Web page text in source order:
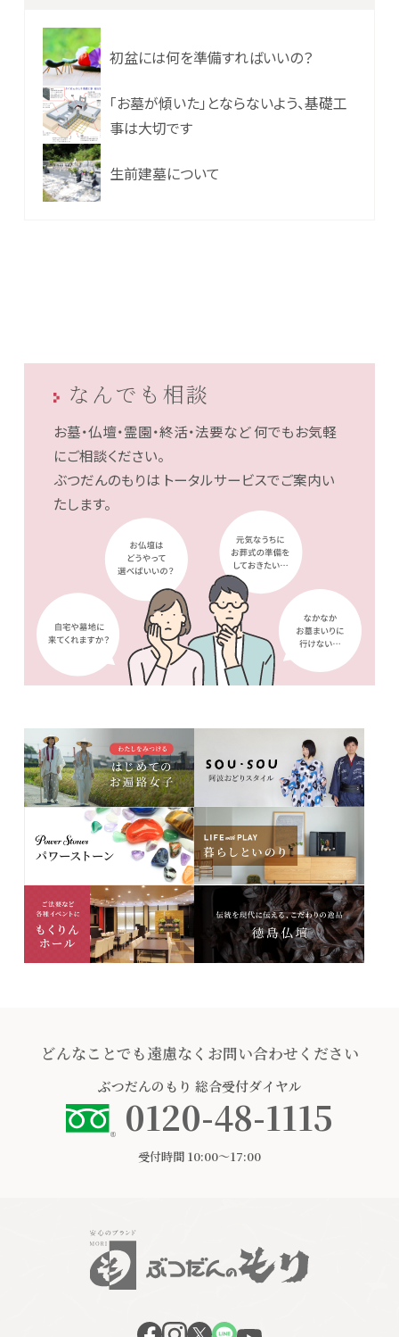
初盆には何を準備すればいいの？
「お墓が傾いた」とならないよう、基礎工
事は大切です
生前建墓について
なんでも相談
お墓・仏壇・霊園・終活・法要など何でもお気軽
にご相談ください。
ぶつだんのもりは トータルサービスでご案内い
たします。
どんなことでも遠慮なくお問い合わせください
ぶつだんのもり 総合受付ダイヤル
0120-48-1115
受付時間 10:00〜17:00